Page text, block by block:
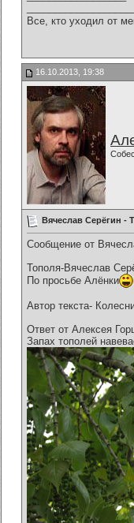
Все, кто уходил от
16.10.2013, 19:38
Вячеслав Серёгин -
Сообщение от
Тополя-Вячеслав
По просьбе Алёнки
Автор текста-
Ответ от Алексея
Запах тополей